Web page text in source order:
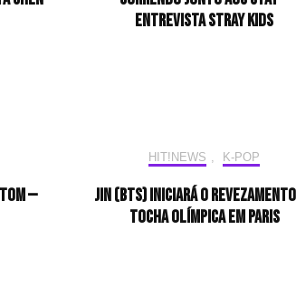
Entrevista Stray Kids
—
HIT!NEWS , K-POP
Jin (BTS) iniciará o
tocha olímpica em Paris